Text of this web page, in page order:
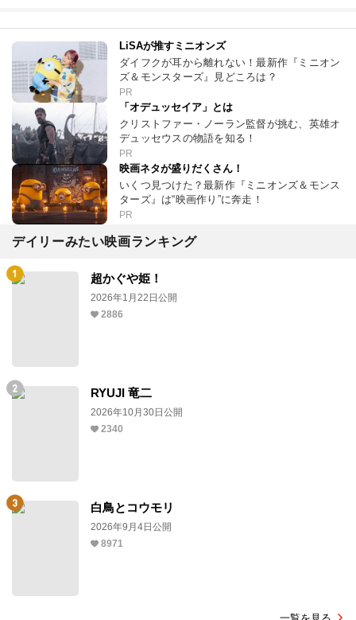
LiSAが推すミニオンズ
ダイフクが耳から離れない！最新作『ミニオン
ズ＆モンスターズ』見どころは？
PR
「オデュッセイア」とは
クリストファー・ノーラン監督が挑む、英雄オ
デュッセウスの物語を知る！
PR
映画ネタが盛りだくさん！
いくつ見つけた？最新作『ミニオンズ＆モンス
ターズ』は“映画作り”に奔走！
PR
デイリーみたい映画ランキング
超かぐや姫！
2026年1月22日公開
2886
RYUJI 竜二
2026年10月30日公開
2340
白鳥とコウモリ
2026年9月4日公開
8971